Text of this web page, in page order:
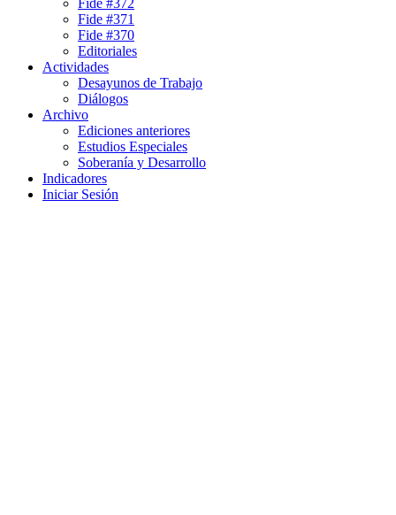
Fide #371
Fide #370
Editoriales
Actividades
Desayunos de Trabajo
Diálogos
Archivo
Ediciones anteriores
Estudios Especiales
Soberanía y Desarrollo
Indicadores
Iniciar Sesión